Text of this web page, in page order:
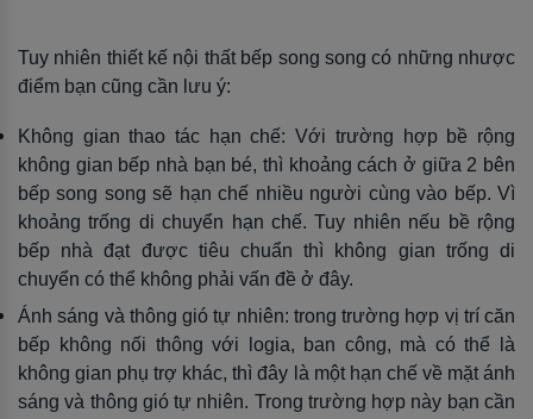
Tuy nhiên thiết kế nội thất bếp song song có những nhược
điểm bạn cũng cần lưu ý:
Không gian thao tác hạn chế: Với trường hợp bề rộng
không gian bếp nhà bạn bé, thì khoảng cách ở giữa 2 bên
bếp song song sẽ hạn chế nhiều người cùng vào bếp. Vì
khoảng trống di chuyển hạn chế. Tuy nhiên nếu bề rộng
bếp nhà đạt được tiêu chuẩn thì không gian trống di
chuyển có thể không phải vấn đề ở đây.
Ánh sáng và thông gió tự nhiên: trong trường hợp vị trí căn
bếp không nối thông với logia, ban công, mà có thể là
không gian phụ trợ khác, thì đây là một hạn chế về mặt ánh
sáng và thông gió tự nhiên. Trong trường hợp này bạn cần